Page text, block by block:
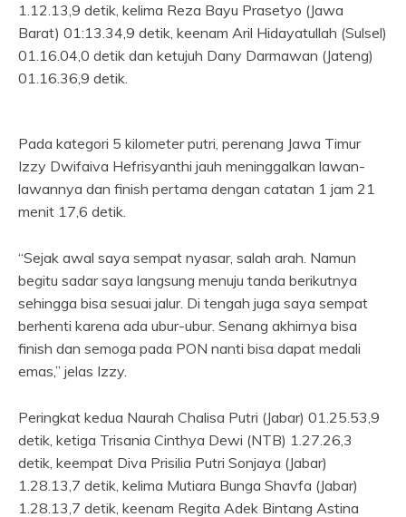
1.12.13,9 detik, kelima Reza Bayu Prasetyo (Jawa
Barat) 01:13.34,9 detik, keenam Aril Hidayatullah (Sulsel)
01.16.04,0 detik dan ketujuh Dany Darmawan (Jateng)
01.16.36,9 detik.
Pada kategori 5 kilometer putri, perenang Jawa Timur
Izzy Dwifaiva Hefrisyanthi jauh meninggalkan lawan-
lawannya dan finish pertama dengan catatan 1 jam 21
menit 17,6 detik.
“Sejak awal saya sempat nyasar, salah arah. Namun
begitu sadar saya langsung menuju tanda berikutnya
sehingga bisa sesuai jalur. Di tengah juga saya sempat
berhenti karena ada ubur-ubur. Senang akhirnya bisa
finish dan semoga pada PON nanti bisa dapat medali
emas,” jelas Izzy.
Peringkat kedua Naurah Chalisa Putri (Jabar) 01.25.53,9
detik, ketiga Trisania Cinthya Dewi (NTB) 1.27.26,3
detik, keempat Diva Prisilia Putri Sonjaya (Jabar)
1.28.13,7 detik, kelima Mutiara Bunga Shavfa (Jabar)
1.28.13,7 detik, keenam Regita Adek Bintang Astina